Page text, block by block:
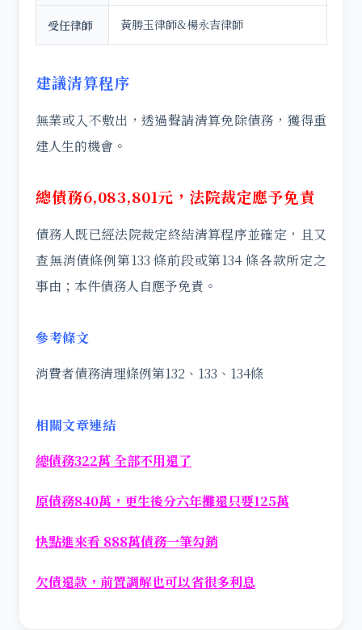
受任律師 黃勝玉律師&楊永吉律師
建議清算程序
無業或入不敷出，透過聲請清算免除債務，獲得重
建人生的機會。
總債務6,083,801元，法院裁定應予免責
債務人既已經法院裁定終結清算程序並確定，且又
查無消債條例第133 條前段或第134 條各款所定之
事由；本件債務人自應予免責。
參考條文
消費者債務清理條例第132、133、134條
相關文章連結
總債務322萬 全部不用還了
原債務840萬，更生後分六年攤還只要125萬
快點進來看 888萬債務一筆勾銷
欠債還款，前置調解也可以省很多利息